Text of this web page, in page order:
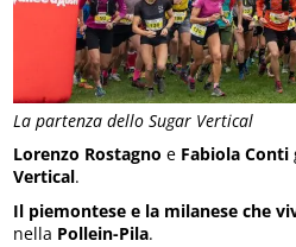
La partenza dello Sugar Vertical
Lorenzo Rostagno e Fabiola Conti
Vertical.
Il piemontese e la milanese che
nella Pollein-Pila.